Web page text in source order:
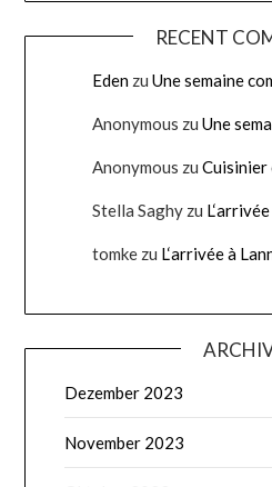
RECENT
Eden zuUne semaine
Anonymous zuUne
Anonymous zuCuisinier
Stella Saghy zu
tomke zu L‘arrivée à
Dezember 2023
November 2023